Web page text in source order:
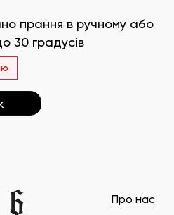
прання в ручному або
30 градусів
Про нас